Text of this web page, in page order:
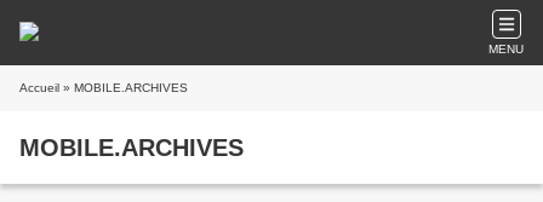
MENU
Accueil » MOBILE.ARCHIVES
MOBILE.ARCHIVES